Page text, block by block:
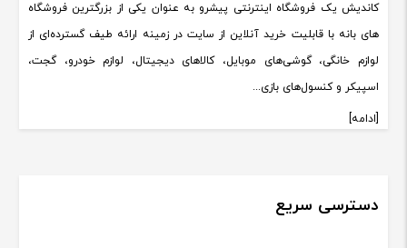
کاندیش یک فروشگاه اینترنتی پیشرو به عنوان یکی از بزرگترین فروشگاه
های بانه با قابلیت خرید آنلاین از سایت در زمینه ارائه طیف گسترده‌ای از
لوازم خانگی، گوشی‌های موبایل، کالاهای دیجیتال، لوازم خودرو، گجت،
اسپیکر و کنسول‌های بازی...
[ادامه]
دسترسی سریع